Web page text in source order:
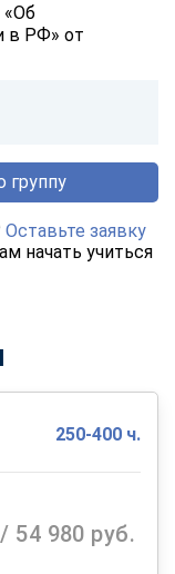
в РФ» от
группу
Оставьте заявку
начать учиться
250-400 ч.
/ 54 980 руб.